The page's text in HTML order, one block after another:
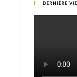
DERNIÈRE